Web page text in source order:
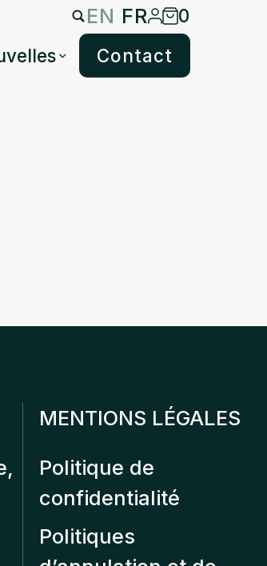
EN FR
0
Contact
MENTIONS LÉGALES
Politique de
confidentialité
Politiques